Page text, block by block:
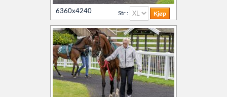
Agria Oslo Horse Show 2023
Øvrevoll løpsdager
Øvrevoll treningsdager
6360x4240 Str :